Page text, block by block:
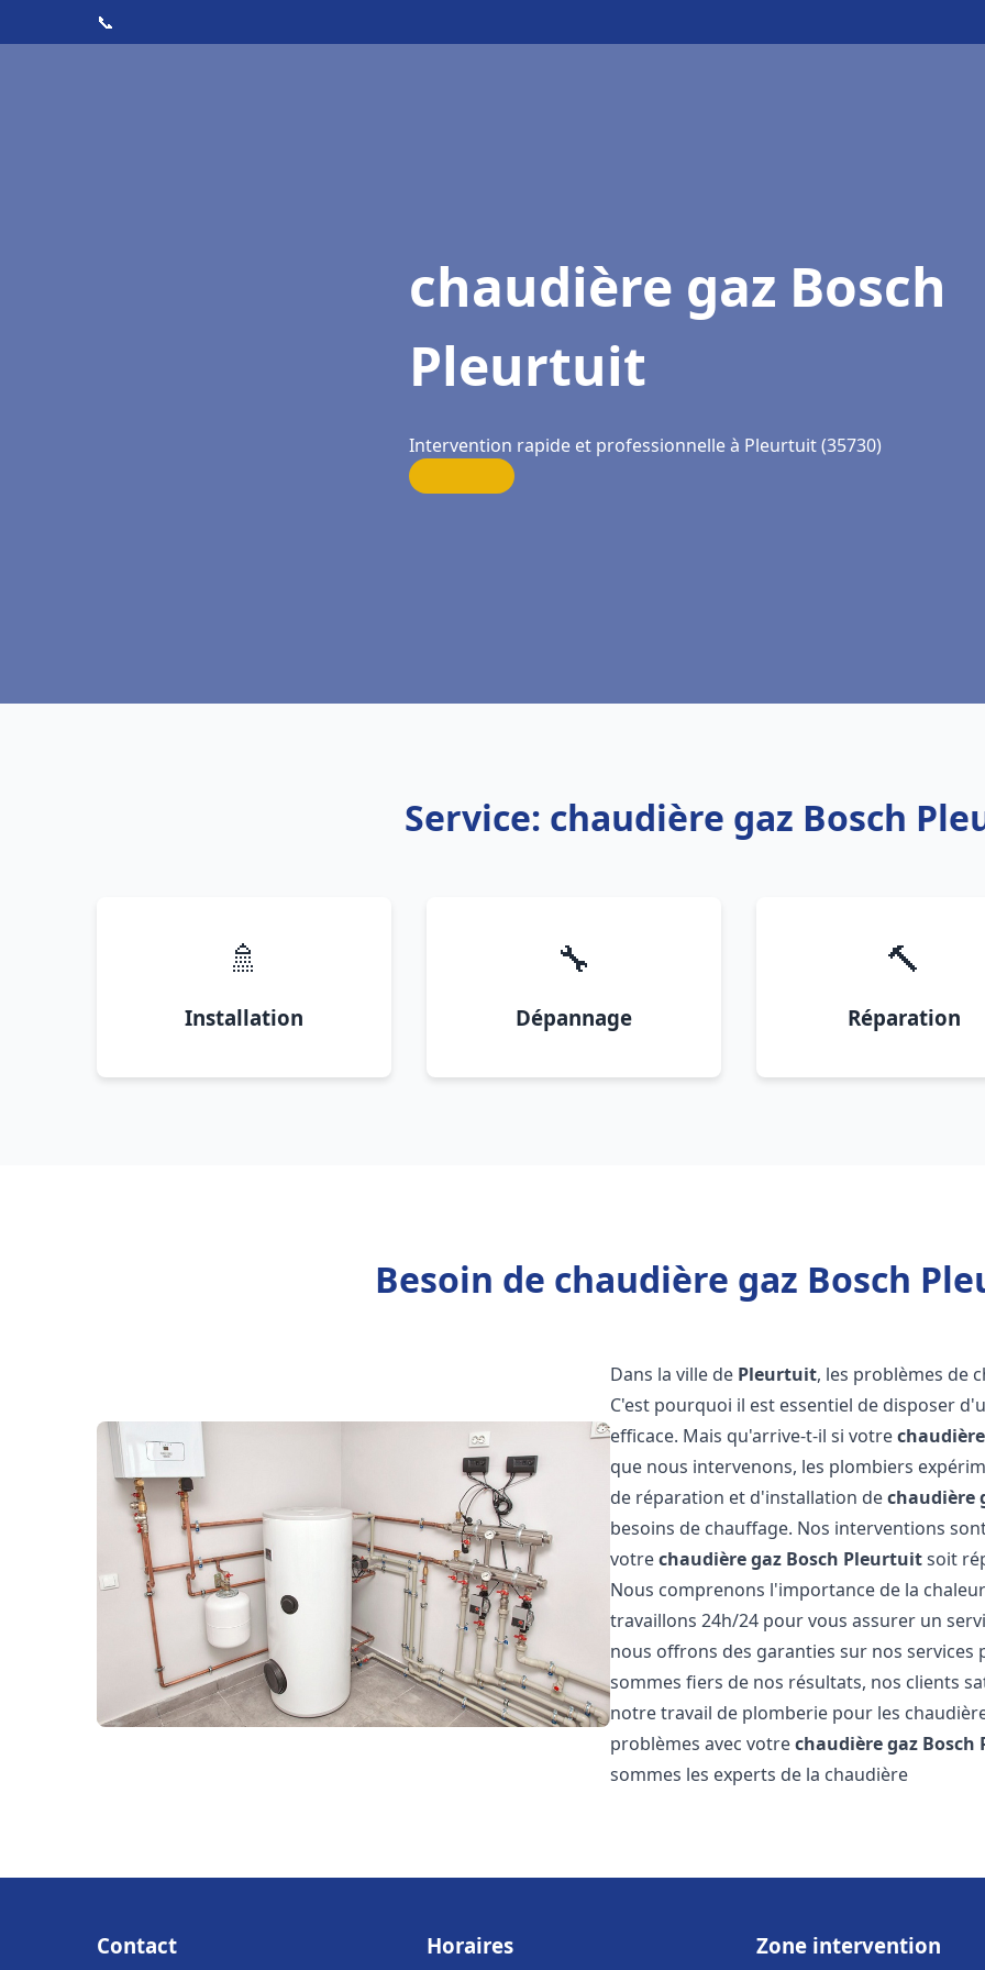
📞
chaudière gaz Bosch
Pleurtuit
Intervention rapide et professionnelle à Pleurtuit (35730)
Service: chaudière gaz Bosch
🚿
Installation
🔧
Dépannage
🔨
Réparation
Besoin de chaudière gaz Bosch
Dans la ville de Pleurtuit, les problèmes de
C'est pourquoi il est essentiel de disposer
efficace. Mais qu'arrive-t-il si votre
que nous intervenons, les plombiers
de réparation et d'installation dechaudière
besoins de chauffage. Nos interventions
votrechaudière gaz Bosch Pleurtuitsoit
Nous comprenons l'importance de la
travaillons 24h/24 pour vous assurer un
nous offrons des garanties sur nos
sommes fiers de nos résultats, nos clients
notre travail de plomberie pour les
problèmes avec votrechaudière gaz Bosch
sommes les experts de la chaudière
Contact Horaires Zone intervention